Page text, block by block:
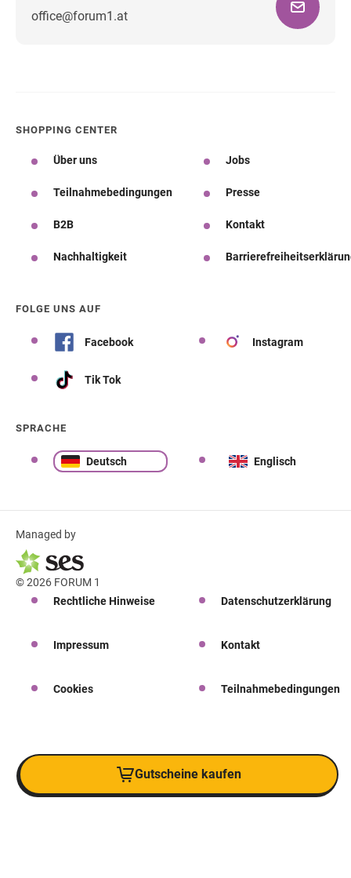
office@forum1.at
SHOPPING CENTER
Über uns Jobs
Teilnahmebedingungen Presse
B2B Kontakt
Nachhaltigkeit
FOLGE UNS AUF
Facebook Instagram
Tik Tok
SPRACHE
Deutsch Englisch
Managed by
© 2026 FORUM 1
Rechtliche Hinweise
Datenschutzerklärung
Impressum Kontakt
Cookies Teilnahmebedingungen
Gutscheine kaufen